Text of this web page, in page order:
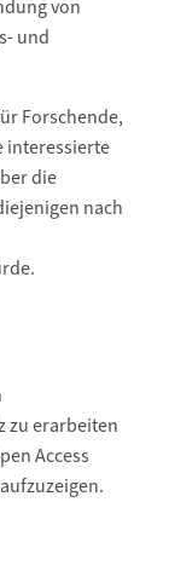
von
und
Forschende,
interessierte
die
nach
zu erarbeiten
Access